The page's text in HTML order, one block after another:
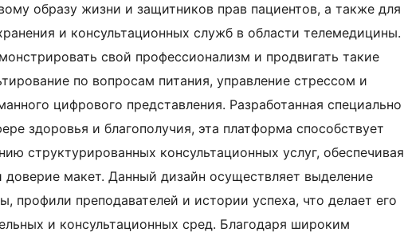
образу жизни и защитников прав пациентов, а также для
и консультационных служб в области телемедицины.
свой профессионализм и продвигать такие
по вопросам питания, управление стрессом и
цифрового представления. Разработанная специально
здоровья и благополучия, эта платформа способствует
структурированных консультационных услуг, обеспечивая
макет. Данный дизайн осуществляет выделение
профили преподавателей и истории успеха, что делает его
и консультационных сред. Благодаря широким